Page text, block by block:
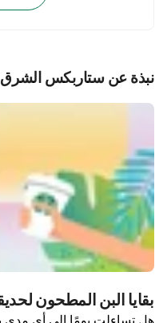
نبذة عن ستاربكس
بقايا البن المطحون